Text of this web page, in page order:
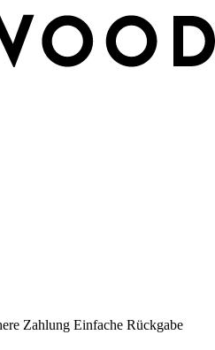
Zahlung Einfache Rückgabe